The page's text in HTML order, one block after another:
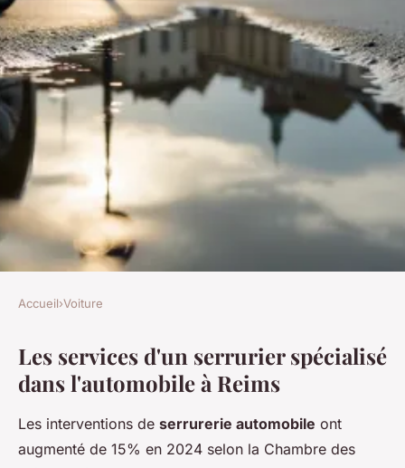
Services de serrurerie
automobile à reims : sécurité
et rapidité
Émeline 09/07/2026 06:31 7 min de lecture
Accueil›Voiture
Les services d'un serrurier spécialisé
dans l'automobile à Reims
Les interventions de serrurerie automobile ont
augmenté de 15% en 2024 selon la Chambre des